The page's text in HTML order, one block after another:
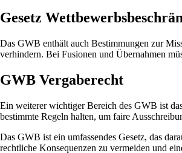
Gesetz
Das GWB enthält auch Bestimmungen zur
verhindern. Bei Fusionen und Übernahmen
GWB Vergaberecht
Ein weiterer wichtiger Bereich des GWB ist
bestimmte Regeln halten, um faire
Das GWB ist ein umfassendes Gesetz, das
rechtliche Konsequenzen zu vermeiden und